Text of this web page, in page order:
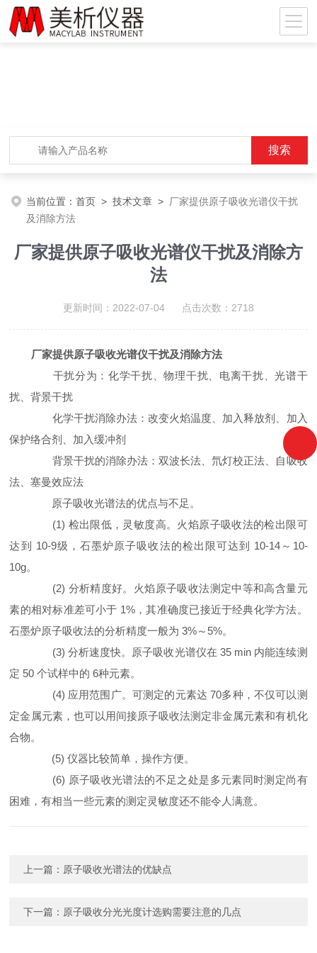
当前位置：首页 >技术文章 > 厂家提供原子吸收光谱仪干扰
及消除方法
厂家提供原子吸收光谱仪干扰及消除方
法
更新时间：2022-07-04 点击次数：2718
厂家提供原子吸收光谱仪干扰及消除方法
干扰分为：化学干扰、物理干扰、电离干扰、光谱干
扰、背景干扰
化学干扰消除办法：改变火焰温度、加入释放剂、加入
保护络合剂、加入缓冲剂
背景干扰的消除办法：双波长法、氘灯校正法、自吸收
法、塞曼效应法
原子吸收光谱法的优点与不足。
(1) 检出限低，灵敏度高。火焰原子吸收法的检出限可
达到 10-9级，石墨炉原子吸收法的检出限可达到 10-14～10-
10g。
(2) 分析精度好。火焰原子吸收法测定中等和高含量元
素的相对标准差可小于 1%，其准确度已接近于经典化学方法。
石墨炉原子吸收法的分析精度一般为 3%～5%。
(3) 分析速度快。原子吸收光谱仪在 35 min 内能连续测
定 50 个试样中的 6种元素。
(4) 应用范围广。可测定的元素达 70多种，不仅可以测
定金属元素，也可以用间接原子吸收法测定非金属元素和有机化
合物。
(5) 仪器比较简单，操作方便。
(6) 原子吸收光谱法的不足之处是多元素同时测定尚有
困难，有相当一些元素的测定灵敏度还不能令人满意。
上一篇： 原子吸收光谱法的优缺点
下一篇： 原子吸收分光光度计选购需要注意的几点